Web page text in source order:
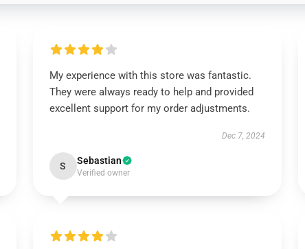
My experience with this store was fantastic.
They were always ready to help and provided
excellent support for my order adjustments.
Dec 7, 2024
S Sebastian
Verified owner